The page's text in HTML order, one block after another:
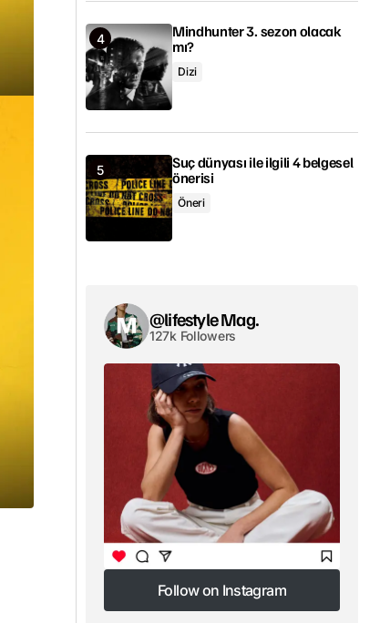
Mindhunter 3. sezon olacak
mı?
Dizi
Suç dünyası ile ilgili 4 belgesel
önerisi
Öneri
@lifestyle Mag.
127k Followers
Follow on Instagram
Follow on Instagram